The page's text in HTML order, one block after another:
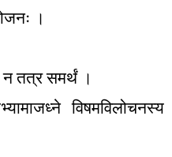
।
न तत्र समर्थं ।
विषमविलोचनस्य